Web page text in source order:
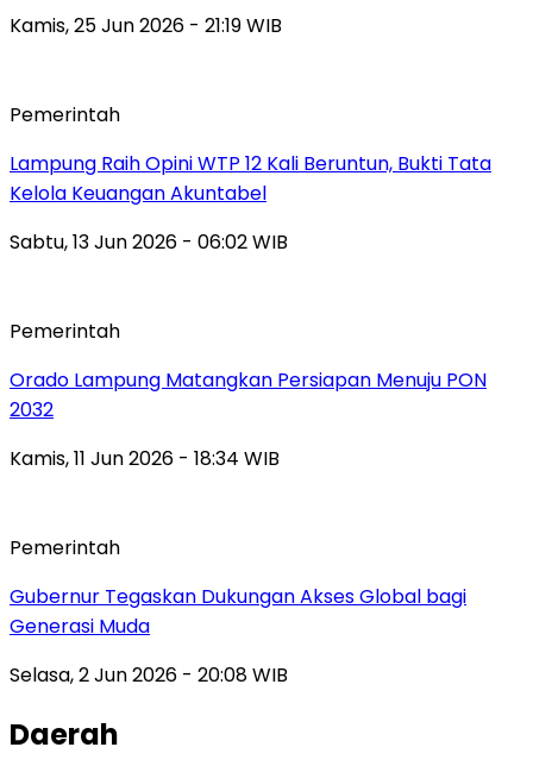
Kamis, 25 Jun 2026 - 21:19 WIB
Pemerintah
Lampung Raih Opini WTP 12 Kali Beruntun, Bukti Tata
Kelola Keuangan Akuntabel
Sabtu, 13 Jun 2026 - 06:02 WIB
Pemerintah
Orado Lampung Matangkan Persiapan Menuju PON
2032
Kamis, 11 Jun 2026 - 18:34 WIB
Pemerintah
Gubernur Tegaskan Dukungan Akses Global bagi
Generasi Muda
Selasa, 2 Jun 2026 - 20:08 WIB
Daerah